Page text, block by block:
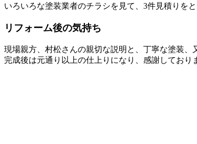
いろいろな塗装業者のチラシを見て、3件見積りを
リフォーム後の気持ち
現場親方、村松さんの親切な説明と、丁寧な塗装、
完成後は元通り以上の仕上りになり、感謝しており